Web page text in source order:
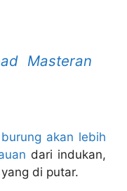
Masteran
burung akan lebih
dari indukan,
di putar.